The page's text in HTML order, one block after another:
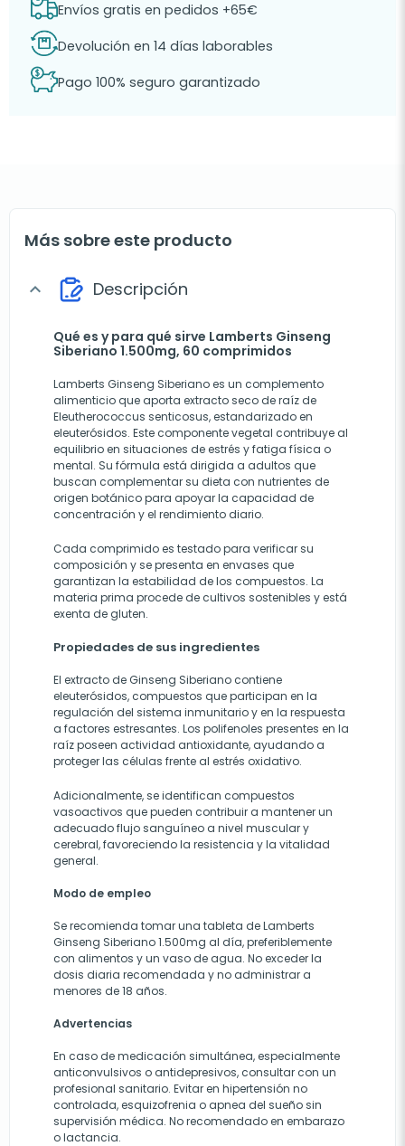
Envíos gratis en pedidos +65€
Devolución en 14 días laborables
Pago 100% seguro garantizado
Más sobre este producto
expand_more Descripción
Qué es y para qué sirve Lamberts Ginseng
Siberiano 1.500mg, 60 comprimidos
Lamberts Ginseng Siberiano es un complemento
alimenticio que aporta extracto seco de raíz de
Eleutherococcus senticosus, estandarizado en
eleuterósidos. Este componente vegetal contribuye al
equilibrio en situaciones de estrés y fatiga física o
mental. Su fórmula está dirigida a adultos que
buscan complementar su dieta con nutrientes de
origen botánico para apoyar la capacidad de
concentración y el rendimiento diario.
Cada comprimido es testado para verificar su
composición y se presenta en envases que
garantizan la estabilidad de los compuestos. La
materia prima procede de cultivos sostenibles y está
exenta de gluten.
Propiedades de sus ingredientes
El extracto de Ginseng Siberiano contiene
eleuterósidos, compuestos que participan en la
regulación del sistema inmunitario y en la respuesta
a factores estresantes. Los polifenoles presentes en la
raíz poseen actividad antioxidante, ayudando a
proteger las células frente al estrés oxidativo.
Adicionalmente, se identifican compuestos
vasoactivos que pueden contribuir a mantener un
adecuado flujo sanguíneo a nivel muscular y
cerebral, favoreciendo la resistencia y la vitalidad
general.
Modo de empleo
Se recomienda tomar una tableta de Lamberts
Ginseng Siberiano 1.500mg al día, preferiblemente
con alimentos y un vaso de agua. No exceder la
dosis diaria recomendada y no administrar a
menores de 18 años.
Advertencias
En caso de medicación simultánea, especialmente
anticonvulsivos o antidepresivos, consultar con un
profesional sanitario. Evitar en hipertensión no
controlada, esquizofrenia o apnea del sueño sin
supervisión médica. No recomendado en embarazo
o lactancia.